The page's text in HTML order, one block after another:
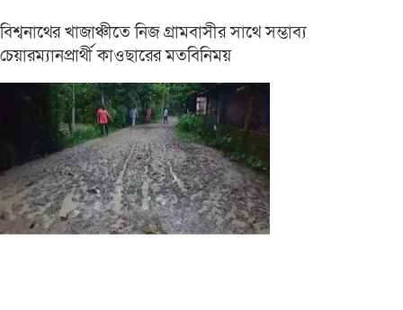
বিশ্বনাথের খাজাঞ্চীতে নিজ গ্রামবাসীর সাথে সম্ভাব্য
চেয়ারম্যানপ্রার্থী কাওছারের মতবিনিময়